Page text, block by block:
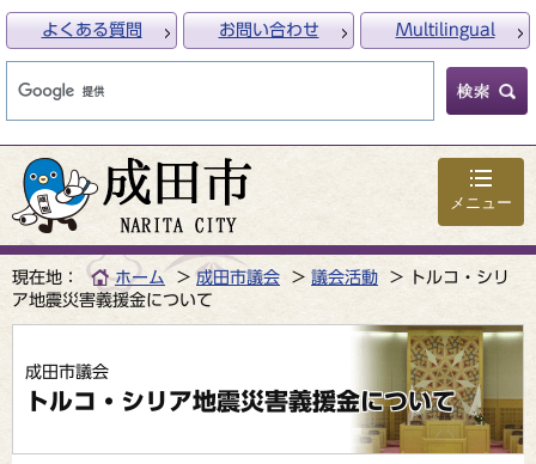
メニュー
よくある質問 お問い合わせ Multilingual
現在地： ホーム 成田市議会 議会活動
トルコ・シリ
ア地震災害義援金について
成田市議会
トルコ・シリア地震災害義援金について